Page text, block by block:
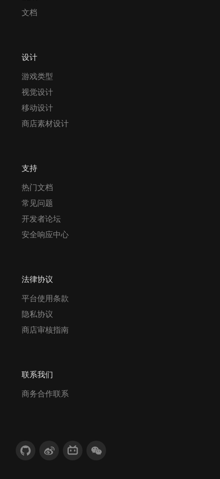
文档
设计
游戏类型
视觉设计
移动设计
商店素材设计
支持
热门文档
常见问题
开发者论坛
安全响应中心
法律协议
平台使用条款
隐私协议
商店审核指南
联系我们
商务合作联系